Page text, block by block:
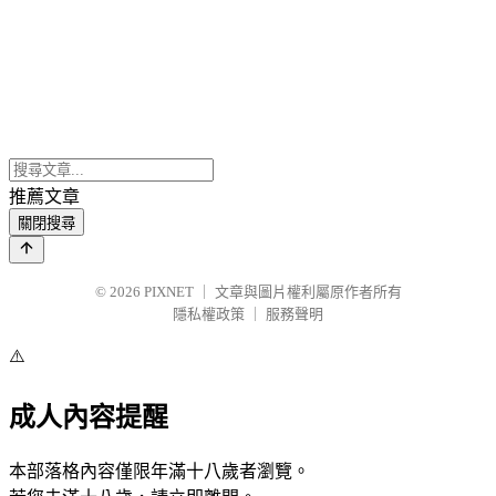
推薦文章
關閉搜尋
© 2026 PIXNET
文章與圖片權利屬原作者所有
隱私權政策
服務聲明
⚠️
成人內容提醒
本部落格內容僅限年滿十八歲者瀏覽。